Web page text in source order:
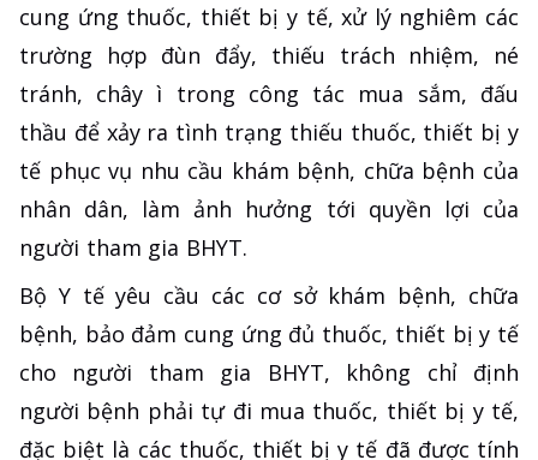
cung ứng thuốc, thiết bị y tế, xử lý nghiêm các
trường hợp đùn đẩy, thiếu trách nhiệm, né
tránh, chây ì trong công tác mua sắm, đấu
thầu để xảy ra tình trạng thiếu thuốc, thiết bị y
tế phục vụ nhu cầu khám bệnh, chữa bệnh của
nhân dân, làm ảnh hưởng tới quyền lợi của
người tham gia BHYT.
Bộ Y tế yêu cầu các cơ sở khám bệnh, chữa
bệnh, bảo đảm cung ứng đủ thuốc, thiết bị y tế
cho người tham gia BHYT, không chỉ định
người bệnh phải tự đi mua thuốc, thiết bị y tế,
đặc biệt là các thuốc, thiết bị y tế đã được tính